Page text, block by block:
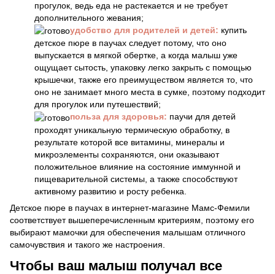
прогулок, ведь еда не растекается и не требует
дополнительного жевания;
удобство для родителей и детей: купить
детское пюре в паучах следует потому, что оно
выпускается в мягкой обертке, а когда малыш уже
ощущает сытость, упаковку легко закрыть с помощью
крышечки, также его преимуществом является то, что
оно не занимает много места в сумке, поэтому подходит
для прогулок или путешествий;
польза для здоровья: паучи для детей
проходят уникальную термическую обработку, в
результате которой все витамины, минералы и
микроэлементы сохраняются, они оказывают
положительное влияние на состояние иммунной и
пищеварительной системы, а также способствуют
активному развитию и росту ребенка.
Детское пюре в паучах в интернет-магазине Мамс-Фемили
соответствует вышеперечисленным критериям, поэтому его
выбирают мамочки для обеспечения малышам отличного
самочувствия и такого же настроения.
Чтобы ваш малыш получал все